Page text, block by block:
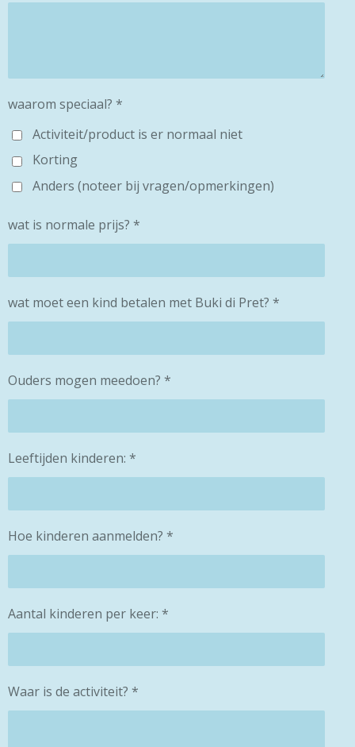
waarom speciaal? *
Activiteit/product is er normaal niet
Korting
Anders (noteer bij vragen/opmerkingen)
wat is normale prijs? *
wat moet een kind betalen met Buki di Pret? *
Ouders mogen meedoen? *
Leeftijden kinderen: *
Hoe kinderen aanmelden? *
Aantal kinderen per keer: *
Waar is de activiteit? *